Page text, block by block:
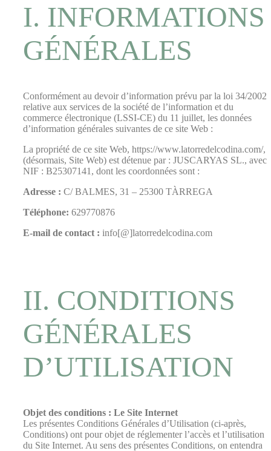
I. INFORMATIONS
GÉNÉRALES
Conformément au devoir d’information prévu par la loi 34/2002
relative aux services de la société de l’information et du
commerce électronique (LSSI-CE) du 11 juillet, les données
d’information générales suivantes de ce site Web :
La propriété de ce site Web, https://www.latorredelcodina.com/,
(désormais, Site Web) est détenue par : JUSCARYAS SL., avec
NIF : B25307141, dont les coordonnées sont :
Adresse : C/ BALMES, 31 – 25300 TÀRREGA
Téléphone: 629770876
E-mail de contact : info[@]latorredelcodina.com
II. CONDITIONS
GÉNÉRALES
D’UTILISATION
Objet des conditions : Le Site Internet
Les présentes Conditions Générales d’Utilisation (ci-après,
Conditions) ont pour objet de réglementer l’accès et l’utilisation
du Site Internet. Au sens des présentes Conditions, on entendra